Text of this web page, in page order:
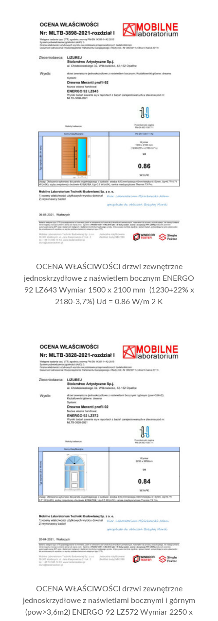
OCENA WŁAŚCIWOŚCI drzwi zewnętrzne
jednoskrzydłowe z naświetlem bocznym ENERGO
92 LZ643 Wymiar 1500 x 2100 mm (1230+22% x
2180-3,7%) Ud = 0.86 W/m 2 K
OCENA WŁAŚCIWOŚCI drzwi zewnętrzne
jednoskrzydłowe z naświetlami bocznymi i górnym
(pow>3,6m2) ENERGO 92 LZ572 Wymiar 2250 x